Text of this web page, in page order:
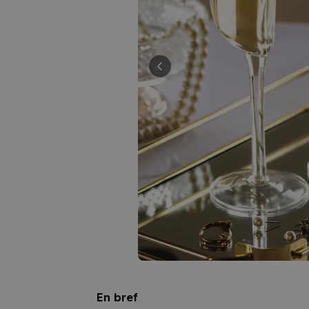
En bref